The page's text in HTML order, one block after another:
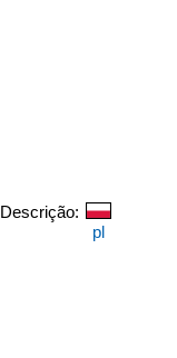
Descrição:
pl